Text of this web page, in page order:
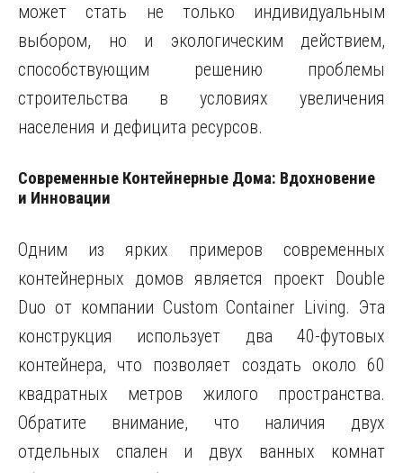
может стать не только индивидуальным
выбором, но и экологическим действием,
способствующим решению проблемы
строительства в условиях увеличения
населения и дефицита ресурсов.
Современные Контейнерные Дома: Вдохновение
и Инновации
Одним из ярких примеров современных
контейнерных домов является проект Double
Duo от компании Custom Container Living. Эта
конструкция использует два 40-футовых
контейнера, что позволяет создать около 60
квадратных метров жилого пространства.
Обратите внимание, что наличия двух
отдельных спален и двух ванных комнат